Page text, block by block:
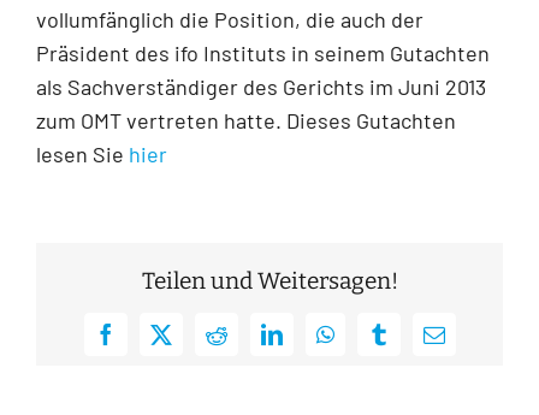
vollumfänglich die Position, die auch der
Präsident des ifo Instituts in seinem Gutachten
als Sachverständiger des Gerichts im Juni 2013
zum OMT vertreten hatte. Dieses Gutachten
lesen Sie hier
Teilen und Weitersagen!
Facebook
X RedditLinkedInWhatsAppTumblrE-